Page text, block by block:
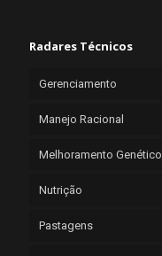
Radares Técnicos
Gerenciamento
Manejo Racional
Melhoramento Genético
Nutrição
Pastagens